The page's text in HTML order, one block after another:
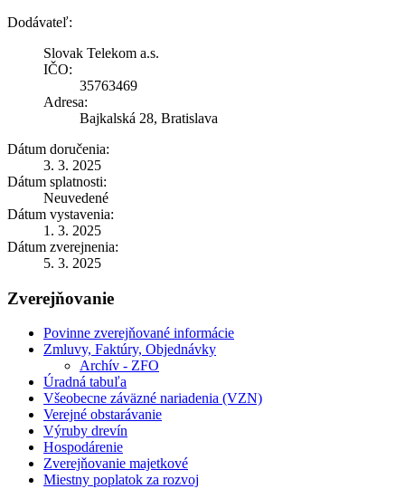
Dodávateľ:
Slovak Telekom a.s.
IČO:
35763469
Adresa:
Bajkalská 28, Bratislava
Dátum doručenia:
3. 3. 2025
Dátum splatnosti:
Neuvedené
Dátum vystavenia:
1. 3. 2025
Dátum zverejnenia:
5. 3. 2025
Zverejňovanie
Povinne zverejňované informácie
Zmluvy, Faktúry, Objednávky
Archív - ZFO
Úradná tabuľa
Všeobecne záväzné nariadenia (VZN)
Verejné obstarávanie
Výruby drevín
Hospodárenie
Zverejňovanie majetkové
Miestny poplatok za rozvoj